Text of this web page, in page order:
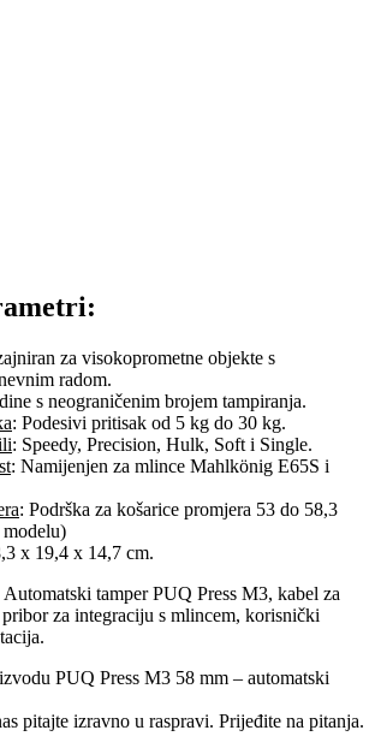
za visokoprometne objekte s
radom.
s neograničenim brojem tampiranja.
: Podesivi pritisak od 5 kg do 30 kg.
: Speedy, Precision, Hulk, Soft i Single.
: Namijenjen za mlince Mahlkönig E65S i
: Podrška za košarice promjera 53 do 58,3
x 19,4 x 14,7 cm.
Automatski tamper PUQ Press M3, kabel za
za integraciju s mlincem, korisnički
PUQ Press M3 58 mm – automatski
pitajte izravno u raspravi. Prijeđite na pitanja.